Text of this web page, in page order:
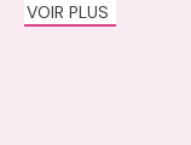
VOIR PLUS